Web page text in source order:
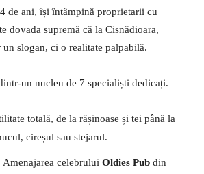
de ani, își întâmpină proprietarii cu
dovada supremă că la Cisnădioara,
un slogan, ci o realitate palpabilă.
un nucleu de 7 specialiști dedicați.
totală, de la rășinoase și tei până la
cireșul sau stejarul.
Amenajarea celebrului Oldies Pub din